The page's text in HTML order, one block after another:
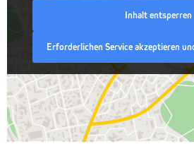
Inhalt entsperren
Erforderlichen Service akzeptieren